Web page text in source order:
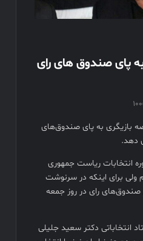
به توفیق دست پیدا نکردند
پای صندوق های رای
بازیگری به پای صندوق‌های
دهد.
انتخابات ریاست جمهوری
سن دارم ولی برای اینکه در سرنوشت
رای در روز جمعه
انتخاباتی دکتر سعید جلیلی